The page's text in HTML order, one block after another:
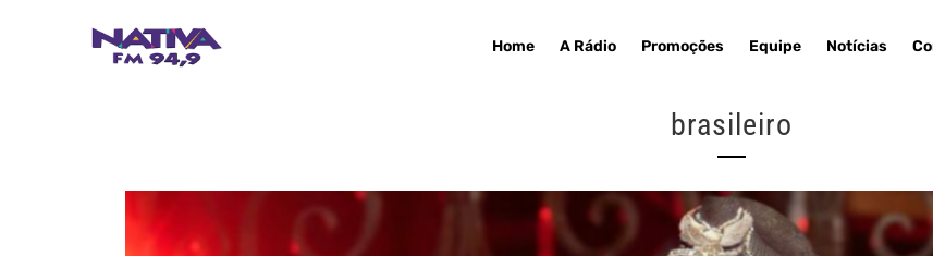
Home A Rádio Promoções Equipe Notícias
brasileiro